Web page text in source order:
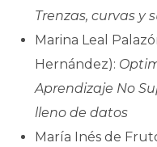
Trenzas, curvas y
Marina Leal
Hernández):
Aprendizaje No
lleno de datos
María Inés de